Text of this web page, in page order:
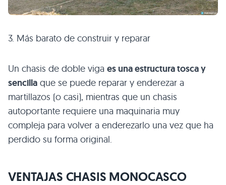
3. Más barato de construir y reparar
Un chasis de doble viga es una estructura tosca y
sencilla que se puede reparar y enderezar a
martillazos (o casi), mientras que un chasis
autoportante requiere una maquinaria muy
compleja para volver a enderezarlo una vez que ha
perdido su forma original.
VENTAJAS CHASIS MONOCASCO